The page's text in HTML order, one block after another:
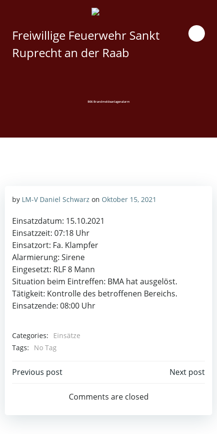
springen
Freiwillige Feuerwehr Sankt
Ruprecht an der Raab
B06 Brandmeldeanlagenalarm
by LM-V Daniel Schwarz on Oktober 15, 2021
Einsatzdatum: 15.10.2021
Einsatzzeit: 07:18 Uhr
Einsatzort: Fa. Klampfer
Alarmierung: Sirene
Eingesetzt: RLF 8 Mann
Situation beim Eintreffen: BMA hat ausgelöst.
Tätigkeit: Kontrolle des betroffenen Bereichs.
Einsatzende: 08:00 Uhr
Categories:
Einsätze
Tags:
No Tag
Beitragsnavigation
Previous post Next post
Comments are closed